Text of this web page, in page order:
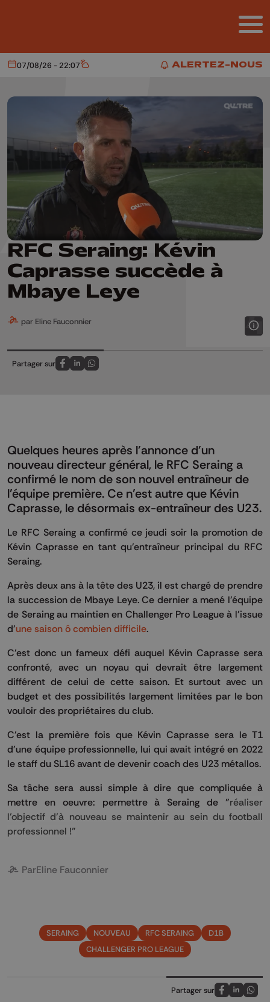
ALERTEZ-NOUS
ALERTEZ-NOUS
Aujourd'hui
07/08/26 - 22:07 Météo
RFC Seraing: Kévin
Caprasse succède à
Mbaye Leye
par Eline Fauconnier
Partager sur
Partagez sur FaceBook
Partagez sur LinkedIn
Partagez sur Whatsapp
Quelques heures après l'annonce d'un
nouveau directeur général, le RFC Seraing a
confirmé le nom de son nouvel entraîneur de
l'équipe première. Ce n'est autre que Kévin
Caprasse, le désormais ex-entraîneur des U23.
Le RFC Seraing a confirmé ce jeudi soir la promotion de
Kévin Caprasse en tant qu'entraîneur principal du RFC
Seraing.
Après deux ans à la tête des U23, il est chargé de prendre
la succession de Mbaye Leye. Ce dernier a mené l'équipe
de Seraing au maintien en Challenger Pro League à l'issue
d'une saison ô combien difficile.
C'est donc un fameux défi auquel Kévin Caprasse sera
confronté, avec un noyau qui devrait être largement
différent de celui de cette saison. Et surtout avec un
budget et des possibilités largement limitées par le bon
vouloir des propriétaires du club.
C'est la première fois que Kévin Caprasse sera le T1
d'une équipe professionnelle, lui qui avait intégré en 2022
le staff du SL16 avant de devenir coach des U23 métallos.
Sa tâche sera aussi simple à dire que compliquée à
mettre en oeuvre: permettre à Seraing de "réaliser
l’objectif d’à nouveau se maintenir au sein du football
professionnel !"
ParEline Fauconnier
SERAING NOUVEAU RFC SERAING
D1B
CHALLENGER PRO LEAGUE
Partager sur
Partagez sur
Partagez